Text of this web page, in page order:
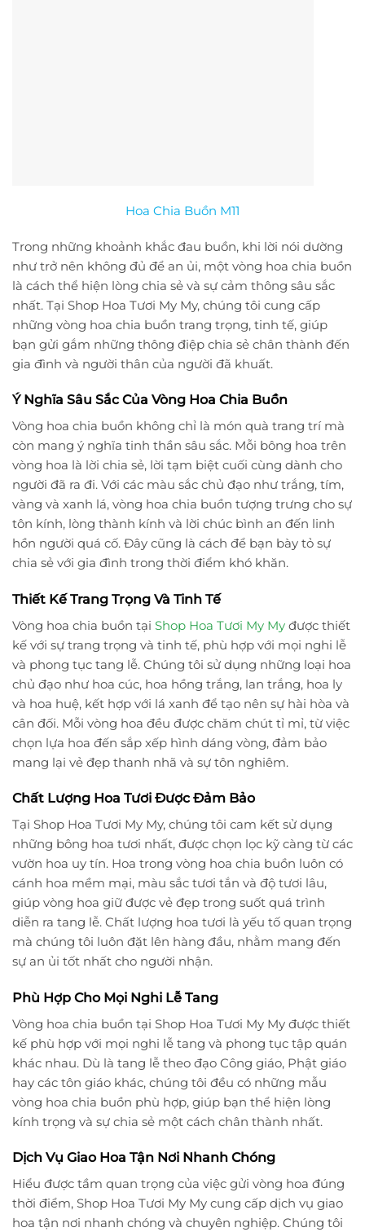
Hoa Chia Buồn M11
Trong những khoảnh khắc đau buồn, khi lời nói dường
như trở nên không đủ để an ủi, một vòng hoa chia buồn
là cách thể hiện lòng chia sẻ và sự cảm thông sâu sắc
nhất. Tại Shop Hoa Tươi My My, chúng tôi cung cấp
những vòng hoa chia buồn trang trọng, tinh tế, giúp
bạn gửi gắm những thông điệp chia sẻ chân thành đến
gia đình và người thân của người đã khuất.
Ý Nghĩa Sâu Sắc Của Vòng Hoa Chia Buồn
Vòng hoa chia buồn không chỉ là món quà trang trí mà
còn mang ý nghĩa tinh thần sâu sắc. Mỗi bông hoa trên
vòng hoa là lời chia sẻ, lời tạm biệt cuối cùng dành cho
người đã ra đi. Với các màu sắc chủ đạo như trắng, tím,
vàng và xanh lá, vòng hoa chia buồn tượng trưng cho sự
tôn kính, lòng thành kính và lời chúc bình an đến linh
hồn người quá cố. Đây cũng là cách để bạn bày tỏ sự
chia sẻ với gia đình trong thời điểm khó khăn.
Thiết Kế Trang Trọng Và Tinh Tế
Vòng hoa chia buồn tại Shop Hoa Tươi My My được thiết
kế với sự trang trọng và tinh tế, phù hợp với mọi nghi lễ
và phong tục tang lễ. Chúng tôi sử dụng những loại hoa
chủ đạo như hoa cúc, hoa hồng trắng, lan trắng, hoa ly
và hoa huệ, kết hợp với lá xanh để tạo nên sự hài hòa và
cân đối. Mỗi vòng hoa đều được chăm chút tỉ mỉ, từ việc
chọn lựa hoa đến sắp xếp hình dáng vòng, đảm bảo
mang lại vẻ đẹp thanh nhã và sự tôn nghiêm.
Chất Lượng Hoa Tươi Được Đảm Bảo
Tại Shop Hoa Tươi My My, chúng tôi cam kết sử dụng
những bông hoa tươi nhất, được chọn lọc kỹ càng từ các
vườn hoa uy tín. Hoa trong vòng hoa chia buồn luôn có
cánh hoa mềm mại, màu sắc tươi tắn và độ tươi lâu,
giúp vòng hoa giữ được vẻ đẹp trong suốt quá trình
diễn ra tang lễ. Chất lượng hoa tươi là yếu tố quan trọng
mà chúng tôi luôn đặt lên hàng đầu, nhằm mang đến
sự an ủi tốt nhất cho người nhận.
Phù Hợp Cho Mọi Nghi Lễ Tang
Vòng hoa chia buồn tại Shop Hoa Tươi My My được thiết
kế phù hợp với mọi nghi lễ tang và phong tục tập quán
khác nhau. Dù là tang lễ theo đạo Công giáo, Phật giáo
hay các tôn giáo khác, chúng tôi đều có những mẫu
vòng hoa chia buồn phù hợp, giúp bạn thể hiện lòng
kính trọng và sự chia sẻ một cách chân thành nhất.
Dịch Vụ Giao Hoa Tận Nơi Nhanh Chóng
Hiểu được tầm quan trọng của việc gửi vòng hoa đúng
thời điểm, Shop Hoa Tươi My My cung cấp dịch vụ giao
hoa tận nơi nhanh chóng và chuyên nghiệp. Chúng tôi